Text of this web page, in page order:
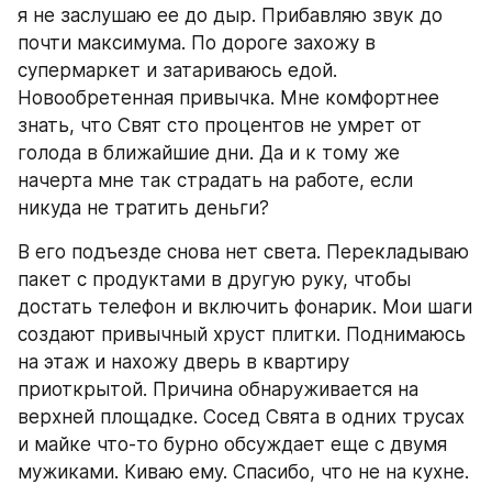
я не заслушаю ее до дыр. Прибавляю звук до
почти максимума. По дороге захожу в
супермаркет и затариваюсь едой.
Новообретенная привычка. Мне комфортнее
знать, что Свят сто процентов не умрет от
голода в ближайшие дни. Да и к тому же
начерта мне так страдать на работе, если
никуда не тратить деньги?
В его подъезде снова нет света. Перекладываю
пакет с продуктами в другую руку, чтобы
достать телефон и включить фонарик. Мои шаги
создают привычный хруст плитки. Поднимаюсь
на этаж и нахожу дверь в квартиру
приоткрытой. Причина обнаруживается на
верхней площадке. Сосед Свята в одних трусах
и майке что-то бурно обсуждает еще с двумя
мужиками. Киваю ему. Спасибо, что не на кухне.